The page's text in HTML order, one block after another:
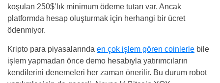
koşulan 250$’lık minimum ödeme tutarı var. Ancak
platformda hesap oluşturmak için herhangi bir ücret
ödenmiyor.
Kripto para piyasalarında en çok işlem gören coinlerle bile
işlem yapmadan önce demo hesabıyla yatırımcıların
kendilerini denemeleri her zaman önerilir. Bu durum robot